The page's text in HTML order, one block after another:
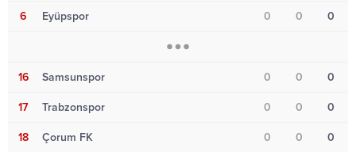
6 Eyüpspor 0 0 0
16 Samsunspor 0 0 0
17 Trabzonspor 0 0 0
18 Çorum FK 0 0 0